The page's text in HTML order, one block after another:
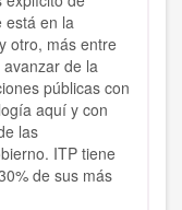
está en la
otro, más entre
de la
públicas con
aquí y con
las
ITP tiene
de sus más